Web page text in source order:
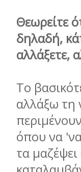
Θεωρείτε
δηλαδή,
αλλάξετε,
Το
αλλάξω τη
όπου να
τα